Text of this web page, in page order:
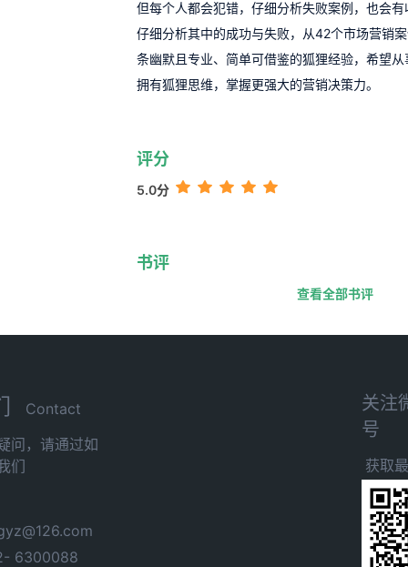
但每个人都会犯错，仔细分析失败案例，也会有
仔细分析其中的成功与失败，从42个市场营销
条幽默且专业、简单可借鉴的狐狸经验，希望
拥有狐狸思维，掌握更强大的营销决策力。
评分
5.0分
书评
查看全部书评
Contact
问，请通过如
们
6300088
关注
号
获取